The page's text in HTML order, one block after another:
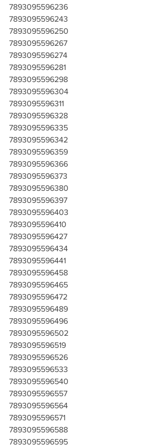
7893095596236
7893095596243
7893095596250
7893095596267
7893095596274
7893095596281
7893095596298
7893095596304
7893095596311
7893095596328
7893095596335
7893095596342
7893095596359
7893095596366
7893095596373
7893095596380
7893095596397
7893095596403
7893095596410
7893095596427
7893095596434
7893095596441
7893095596458
7893095596465
7893095596472
7893095596489
7893095596496
7893095596502
7893095596519
7893095596526
7893095596533
7893095596540
7893095596557
7893095596564
7893095596571
7893095596588
7893095596595